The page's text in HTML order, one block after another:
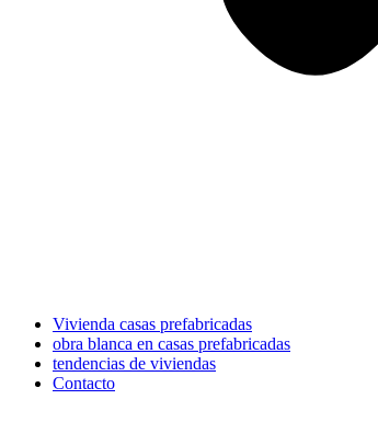
Vivienda casas prefabricadas
obra blanca en casas prefabricadas
tendencias de viviendas
Contacto